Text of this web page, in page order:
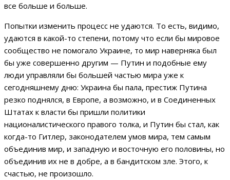
все больше и больше.
Попытки изменить процесс не удаются. То есть, видимо,
удаются в какой-то степени, потому что если бы мировое
сообщество не помогало Украине, то мир наверняка был
бы уже совершенно другим — Путин и подобные ему
люди управляли бы большей частью мира уже к
сегодняшнему дню: Украина бы пала, престиж Путина
резко поднялся, в Европе, а возможно, и в Соединенных
Штатах к власти бы пришли политики
националистического правого толка, и Путин бы стал, как
когда-то Гитлер, законодателем умов мира, тем самым
объединив мир, и западную и восточную его половины, но
объединив их не в добре, а в бандитском зле. Этого, к
счастью, не произошло.